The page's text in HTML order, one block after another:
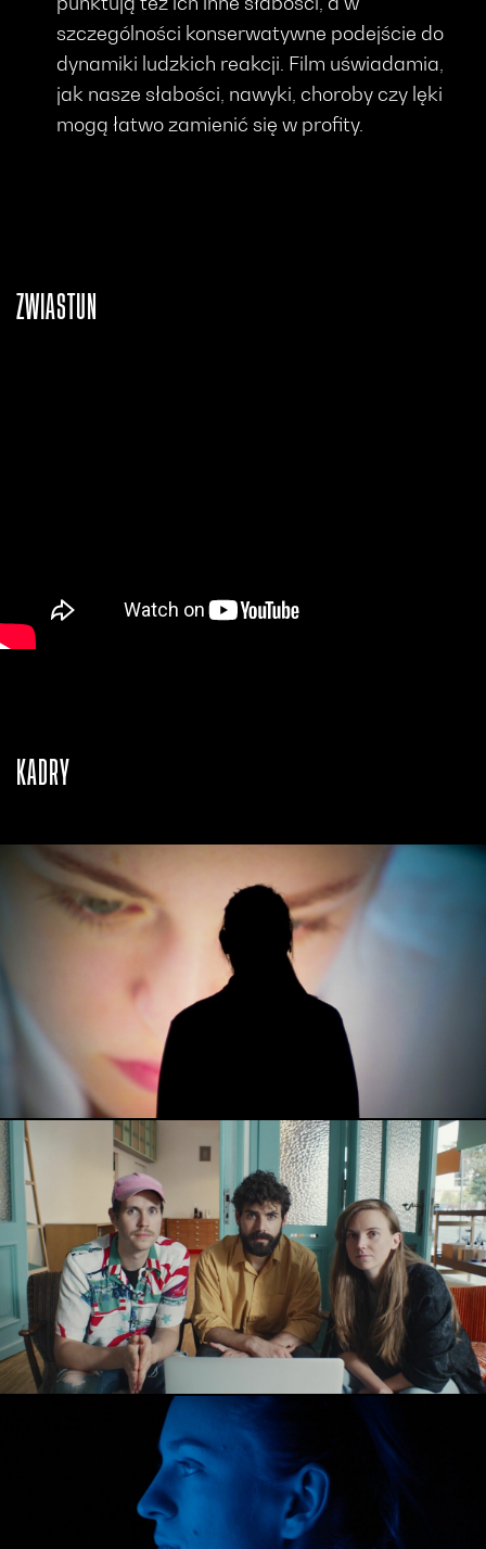
szczególności konserwatywne podejście do
dynamiki ludzkich reakcji. Film uświadamia,
jak nasze słabości, nawyki, choroby czy lęki
mogą łatwo zamienić się w profity.
ZWIASTUN
KADRY